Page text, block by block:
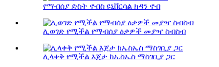
የማብሰያ ድስት ኖብስ ዩኒቨርሳል ክዳን ኖብ
ሊወገድ የሚችል የማብሰያ ዕቃዎች መያዣ ስብስብ
ሊላቀቅ የሚችል እጀታ ከኤስኤስ ማስገቢያ ጋር